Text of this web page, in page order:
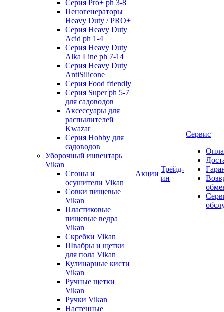
Серия Pro+ ph 3-8
Пеногенераторы
Heavy Duty / PRO+
Серия Heavy Duty
Acid ph 1-4
Серия Heavy Duty
Alka Line ph 7-14
Серия Heavy Duty
AntiSilicone
Серия Food friendly
Серия Super ph 5-7
для садоводов
Аксессуары для
распылителей
Kwazar
Серия Hobby для
садоводов
Уборочный инвентарь
Vikan
Сгоны и
осушители Vikan
Совки пищевые
Vikan
Пластиковые
пищевые ведра
Vikan
Скребки Vikan
Швабры и щетки
для пола Vikan
Кулинарные кисти
Vikan
Ручные щетки
Vikan
Ручки Vikan
Настенные
Акции
Трейд-
ин
Сервис